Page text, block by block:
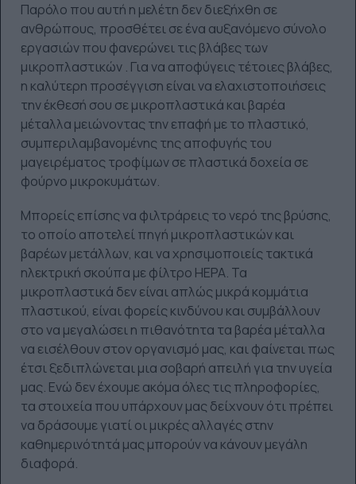
Παρόλο που αυτή η μελέτη δεν διεξήχθη σε
ανθρώπους, προσθέτει σε ένα αυξανόμενο σύνολο
εργασιών που φανερώνει τις βλάβες των
μικροπλαστικών . Για να αποφύγεις τέτοιες βλάβες,
η καλύτερη προσέγγιση είναι να ελαχιστοποιήσεις
την έκθεσή σου σε μικροπλαστικά και βαρέα
μέταλλα μειώνοντας την επαφή με το πλαστικό,
συμπεριλαμβανομένης της αποφυγής του
μαγειρέματος τροφίμων σε πλαστικά δοχεία σε
φούρνο μικροκυμάτων.
Μπορείς επίσης να φιλτράρεις το νερό της βρύσης,
το οποίο αποτελεί πηγή μικροπλαστικών και
βαρέων μετάλλων, και να χρησιμοποιείς τακτικά
ηλεκτρική σκούπα με φίλτρο HEPA. Τα
μικροπλαστικά δεν είναι απλώς μικρά κομμάτια
πλαστικού, είναι φορείς κινδύνου και συμβάλλουν
στο να μεγαλώσει η πιθανότητα τα βαρέα μέταλλα
να εισέλθουν στον οργανισμό μας, και φαίνεται πως
έτσι ξεδιπλώνεται μια σοβαρή απειλή για την υγεία
μας. Ενώ δεν έχουμε ακόμα όλες τις πληροφορίες,
τα στοιχεία που υπάρχουν μας δείχνουν ότι πρέπει
να δράσουμε γιατί οι μικρές αλλαγές στην
καθημερινότητά μας μπορούν να κάνουν μεγάλη
διαφορά.